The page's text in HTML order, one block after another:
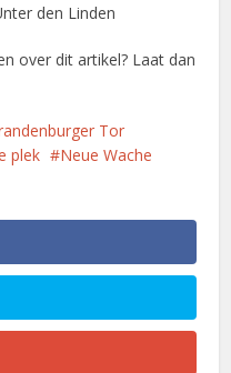
den Linden
over dit artikel? Laat dan
Tor
plek
Neue Wache